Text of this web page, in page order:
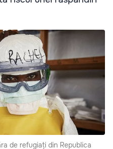
de refugiați din Republica